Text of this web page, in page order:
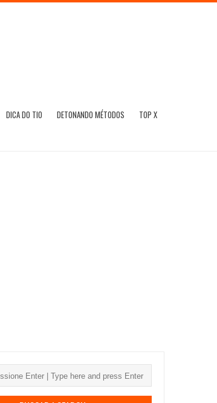
DICA DO TIO DETONANDO MÉTODOS TOP X